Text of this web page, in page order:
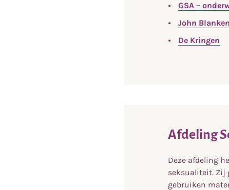
GSA –
John
De Kringen
Afdeling
Deze afdeling
seksualiteit. Zij
gebruiken